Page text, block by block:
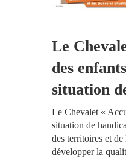
Le
des
situation
Le Chevalet «
situation de
des territoires et
développer la